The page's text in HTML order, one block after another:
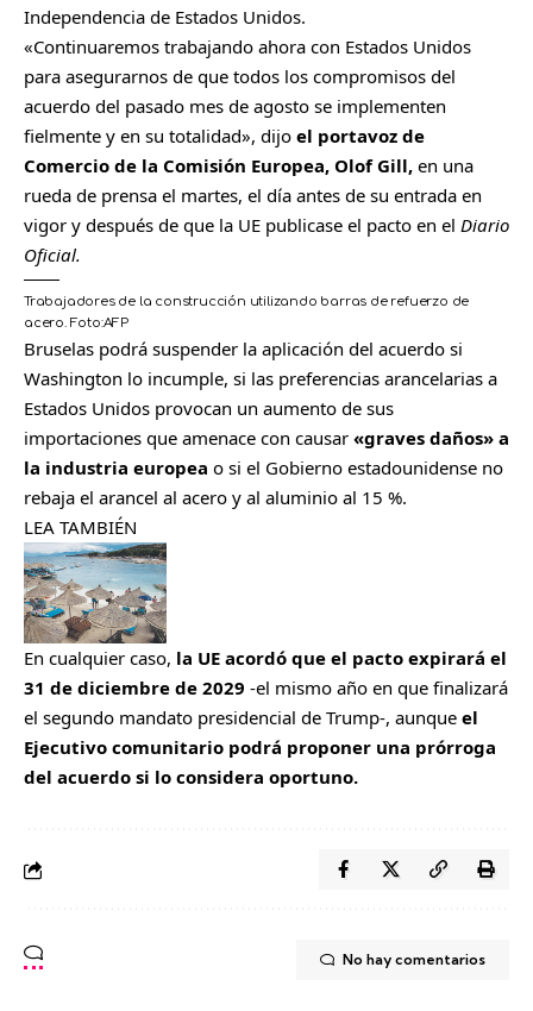
Independencia de Estados Unidos.
«Continuaremos trabajando ahora con Estados Unidos
para asegurarnos de que todos los compromisos del
acuerdo del pasado mes de agosto se implementen
fielmente y en su totalidad», dijo el portavoz de
Comercio de la Comisión Europea, Olof Gill, en una
rueda de prensa el martes, el día antes de su entrada en
vigor y después de que la UE publicase el pacto en el Diario
Oficial.
Trabajadores de la construcción utilizando barras de refuerzo de
acero. Foto:AFP
Bruselas podrá suspender la aplicación del acuerdo si
Washington lo incumple, si las preferencias arancelarias a
Estados Unidos provocan un aumento de sus
importaciones que amenace con causar «graves daños» a
la industria europea o si el Gobierno estadounidense no
rebaja el arancel al acero y al aluminio al 15 %.
LEA TAMBIÉN
En cualquier caso, la UE acordó que el pacto expirará el
31 de diciembre de 2029 -el mismo año en que finalizará
el segundo mandato presidencial de Trump-, aunque el
Ejecutivo comunitario podrá proponer una prórroga
del acuerdo si lo considera oportuno.
No hay comentarios